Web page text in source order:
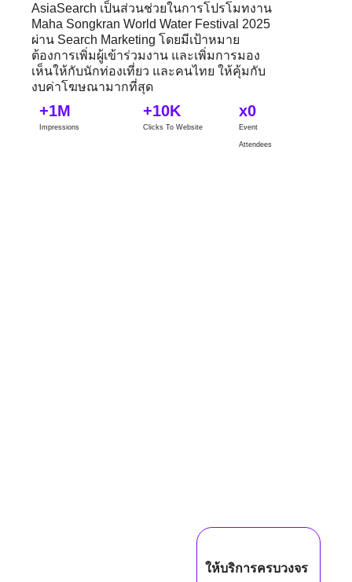
AsiaSearch เป็นส่วนช่วยในการโปรโมทงาน
Maha Songkran World Water Festival 2025
ผ่าน Search Marketing โดยมีเป้าหมาย
ต้องการเพิ่มผู้เข้าร่วมงาน และเพิ่มการมอง
เห็นให้กับนักท่องเที่ยว และคนไทย ให้คุ้มกับ
งบค่าโฆษณามากที่สุด
Impressions
+1M
Clicks To Website
+10K
Event
Attendees
x0
ให้บริการครบวงจร